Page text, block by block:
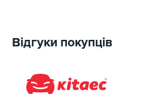
Відгуки покупців